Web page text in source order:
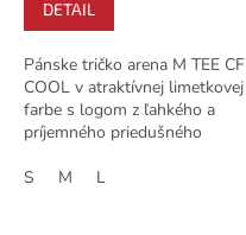
DETAIL
Pánske tričko arena M TEE CF
COOL v atraktívnej limetkovej
farbe s logom z ľahkého a
príjemného priedušného
S
M L